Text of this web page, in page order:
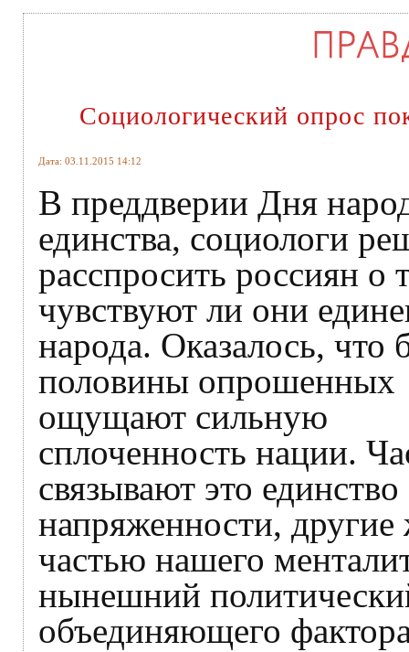
Социологический опрос
Дата: 03.11.2015 14:12
В преддверии Дня
единства, социологи
расспросить россиян о
чувствуют ли они
народа. Оказалось, что
половины опрошенных
ощущают сильную
сплоченность нации.
связывают это
напряженности,
частью нашего
нынешний
объединяющего